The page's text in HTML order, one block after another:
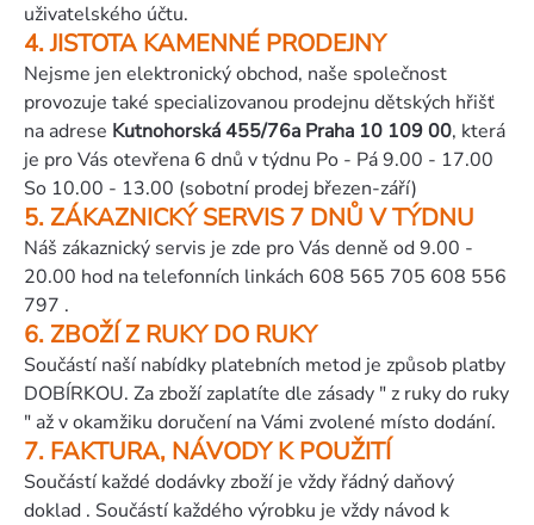
uživatelského účtu.
4. JISTOTA KAMENNÉ PRODEJNY
Nejsme jen elektronický obchod, naše společnost
provozuje také specializovanou prodejnu dětských hřišť
na adrese Kutnohorská 455/76a Praha 10 109 00, která
je pro Vás otevřena 6 dnů v týdnu Po - Pá 9.00 - 17.00
So 10.00 - 13.00 (sobotní prodej březen-září)
5. ZÁKAZNICKÝ SERVIS 7 DNŮ V TÝDNU
Náš zákaznický servis je zde pro Vás denně od 9.00 -
20.00 hod na telefonních linkách 608 565 705 608 556
797 .
6. ZBOŽÍ Z RUKY DO RUKY
Součástí naší nabídky platebních metod je způsob platby
DOBÍRKOU. Za zboží zaplatíte dle zásady " z ruky do ruky
" až v okamžiku doručení na Vámi zvolené místo dodání.
7. FAKTURA, NÁVODY K POUŽITÍ
Součástí každé dodávky zboží je vždy řádný daňový
doklad . Součástí každého výrobku je vždy návod k